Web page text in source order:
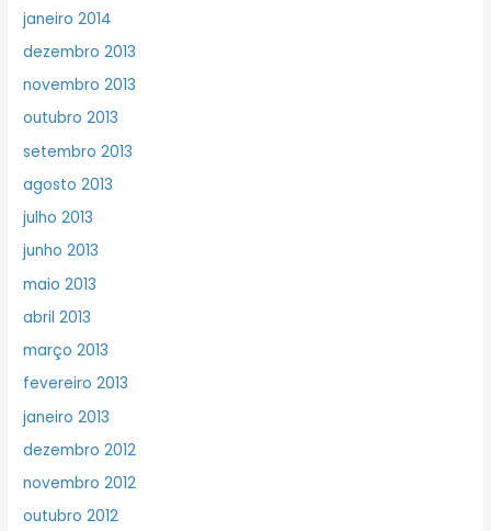
janeiro 2014
dezembro 2013
novembro 2013
outubro 2013
setembro 2013
agosto 2013
julho 2013
junho 2013
maio 2013
abril 2013
março 2013
fevereiro 2013
janeiro 2013
dezembro 2012
novembro 2012
outubro 2012